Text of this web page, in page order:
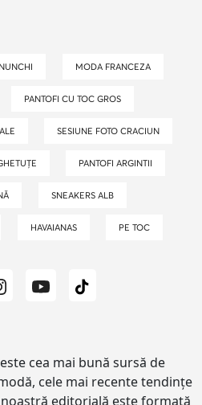
MODA FRANCEZA
PANTOFI CU TOC GROS
SESIUNE FOTO CRACIUN
GHETUȚE PANTOFI ARGINTII
SNEAKERS ALB
HAVAIANAS PE TOC
este cea mai bună sursă de
cele mai recente tendințe
noastră editorială este formată